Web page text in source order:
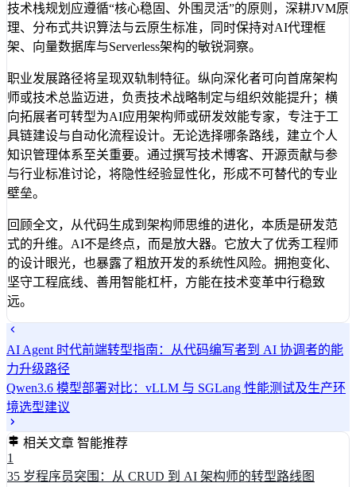
技术栈规划应遵循“核心稳固、外围灵活”的原则，深耕JVM原
理、分布式共识算法与云原生标准，同时保持对AI代理框
架、向量数据库与Serverless架构的敏锐洞察。
职业发展路径将呈现双轨制特征。纵向深化者可向首席架构
师或技术总监迈进，负责技术战略制定与组织效能提升；横
向拓展者可转型为AI应用架构师或研发效能专家，专注于工
具链建设与自动化流程设计。无论选择哪条路线，建立个人
知识管理体系至关重要。通过撰写技术博客、开源贡献与参
与行业标准讨论，将隐性经验显性化，形成不可替代的专业
壁垒。
回顾全文，从代码生成到架构师思维的进化，本质是研发范
式的升维。AI不是终点，而是放大器。它放大了优秀工程师
的设计眼光，也暴露了粗放开发的系统性风险。拥抱变化、
坚守工程底线、善用智能杠杆，方能在技术变革中行稳致
远。
AI Agent 时代前端转型指南：从代码编写者到 AI 协调者的能
力升级路径
Qwen3.6 模型部署对比：vLLM 与 SGLang 性能测试及生产环
境选型建议
相关文章 智能推荐
1
35 岁程序员突围：从 CRUD 到 AI 架构师的转型路线图